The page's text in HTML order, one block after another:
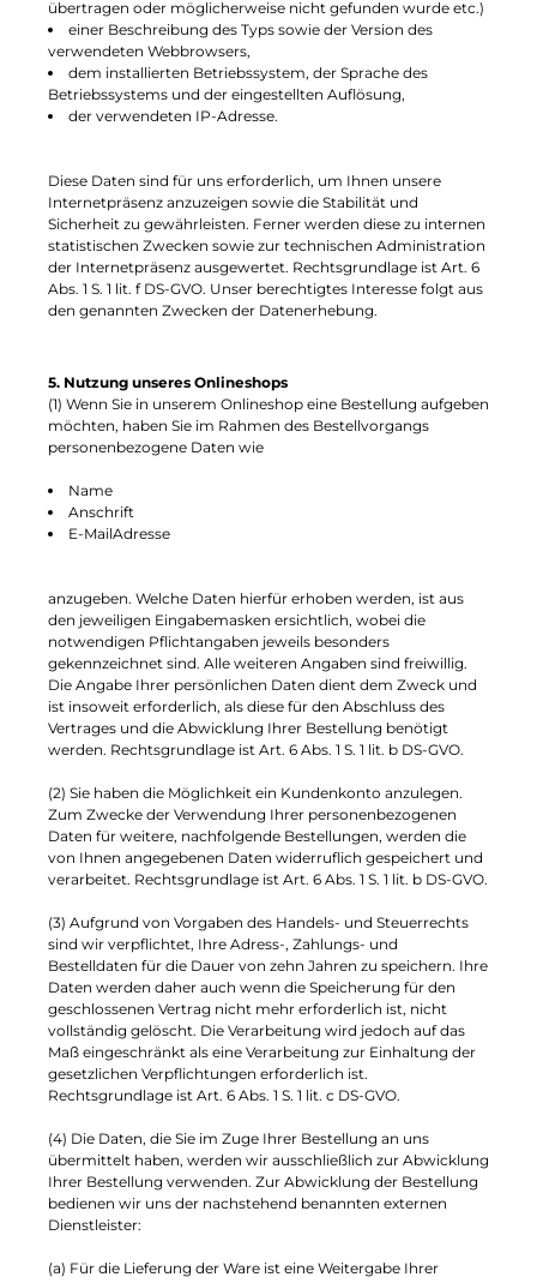
übertragen oder möglicherweise nicht gefunden wurde etc.)
einer Beschreibung des Typs sowie der Version des
verwendeten Webbrowsers,
dem installierten Betriebssystem, der Sprache des
Betriebssystems und der eingestellten Auflösung,
der verwendeten IP-Adresse.
Diese Daten sind für uns erforderlich, um Ihnen unsere
Internetpräsenz anzuzeigen sowie die Stabilität und
Sicherheit zu gewährleisten. Ferner werden diese zu internen
statistischen Zwecken sowie zur technischen Administration
der Internetpräsenz ausgewertet. Rechtsgrundlage ist Art. 6
Abs. 1 S. 1 lit. f DS-GVO. Unser berechtigtes Interesse folgt aus
den genannten Zwecken der Datenerhebung.
5. Nutzung unseres Onlineshops
(1) Wenn Sie in unserem Onlineshop eine Bestellung aufgeben
möchten, haben Sie im Rahmen des Bestellvorgangs
personenbezogene Daten wie
Name
Anschrift
E-MailAdresse
anzugeben. Welche Daten hierfür erhoben werden, ist aus
den jeweiligen Eingabemasken ersichtlich, wobei die
notwendigen Pflichtangaben jeweils besonders
gekennzeichnet sind. Alle weiteren Angaben sind freiwillig.
Die Angabe Ihrer persönlichen Daten dient dem Zweck und
ist insoweit erforderlich, als diese für den Abschluss des
Vertrages und die Abwicklung Ihrer Bestellung benötigt
werden. Rechtsgrundlage ist Art. 6 Abs. 1 S. 1 lit. b DS-GVO.
(2) Sie haben die Möglichkeit ein Kundenkonto anzulegen.
Zum Zwecke der Verwendung Ihrer personenbezogenen
Daten für weitere, nachfolgende Bestellungen, werden die
von Ihnen angegebenen Daten widerruflich gespeichert und
verarbeitet. Rechtsgrundlage ist Art. 6 Abs. 1 S. 1 lit. b DS-GVO.
(3) Aufgrund von Vorgaben des Handels- und Steuerrechts
sind wir verpflichtet, Ihre Adress-, Zahlungs- und
Bestelldaten für die Dauer von zehn Jahren zu speichern. Ihre
Daten werden daher auch wenn die Speicherung für den
geschlossenen Vertrag nicht mehr erforderlich ist, nicht
vollständig gelöscht. Die Verarbeitung wird jedoch auf das
Maß eingeschränkt als eine Verarbeitung zur Einhaltung der
gesetzlichen Verpflichtungen erforderlich ist.
Rechtsgrundlage ist Art. 6 Abs. 1 S. 1 lit. c DS-GVO.
(4) Die Daten, die Sie im Zuge Ihrer Bestellung an uns
übermittelt haben, werden wir ausschließlich zur Abwicklung
Ihrer Bestellung verwenden. Zur Abwicklung der Bestellung
bedienen wir uns der nachstehend benannten externen
Dienstleister:
(a) Für die Lieferung der Ware ist eine Weitergabe Ihrer